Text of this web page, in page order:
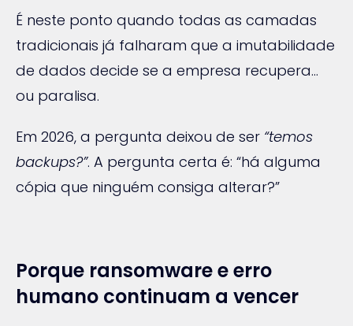
É neste ponto quando todas as camadas
tradicionais já falharam que a imutabilidade
de dados decide se a empresa recupera…
ou paralisa.
Em 2026, a pergunta deixou de ser “temos
backups?”. A pergunta certa é: “há alguma
cópia que ninguém consiga alterar?”
Porque ransomware e erro
humano continuam a vencer